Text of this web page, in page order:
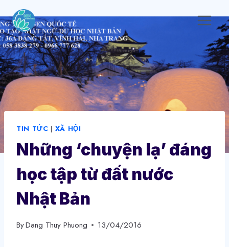
to
content
TIN TỨC | XÃ HỘI
Những ‘chuyện lạ’ đáng
học tập từ đất nước
Nhật Bản
ByDang Thuy Phuong 13/04/2016